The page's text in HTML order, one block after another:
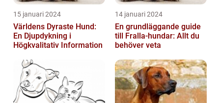
15 januari 2024
Världens Dyraste Hund:
En Djupdykning i
Högkvalitativ Information
14 januari 2024
En grundläggande guide
till Fralla-hundar: Allt du
behöver veta